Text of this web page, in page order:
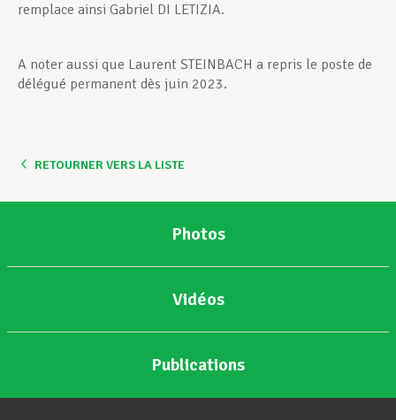
remplace ainsi Gabriel DI LETIZIA.
A noter aussi que Laurent STEINBACH a repris le poste de
délégué permanent dès juin 2023.
RETOURNER VERS LA LISTE
Photos
Vidéos
Publications